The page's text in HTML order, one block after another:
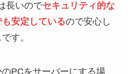
長いのでセキュリティ的な
安定しているので安心し
す。
PCをサーバーにする場